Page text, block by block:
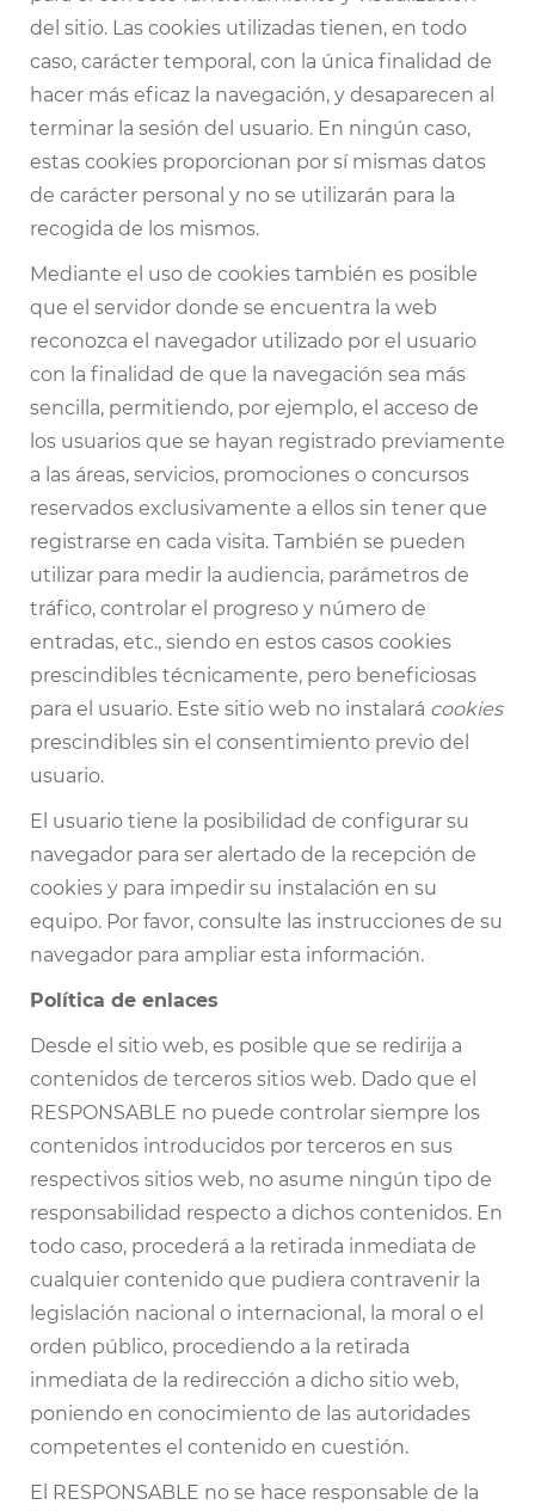
del sitio. Las cookies utilizadas tienen, en todo
caso, carácter temporal, con la única finalidad de
hacer más eficaz la navegación, y desaparecen al
terminar la sesión del usuario. En ningún caso,
estas cookies proporcionan por sí mismas datos
de carácter personal y no se utilizarán para la
recogida de los mismos.
Mediante el uso de cookies también es posible
que el servidor donde se encuentra la web
reconozca el navegador utilizado por el usuario
con la finalidad de que la navegación sea más
sencilla, permitiendo, por ejemplo, el acceso de
los usuarios que se hayan registrado previamente
a las áreas, servicios, promociones o concursos
reservados exclusivamente a ellos sin tener que
registrarse en cada visita. También se pueden
utilizar para medir la audiencia, parámetros de
tráfico, controlar el progreso y número de
entradas, etc., siendo en estos casos cookies
prescindibles técnicamente, pero beneficiosas
para el usuario. Este sitio web no instalará cookies
prescindibles sin el consentimiento previo del
usuario.
El usuario tiene la posibilidad de configurar su
navegador para ser alertado de la recepción de
cookies y para impedir su instalación en su
equipo. Por favor, consulte las instrucciones de su
navegador para ampliar esta información.
Política de enlaces
Desde el sitio web, es posible que se redirija a
contenidos de terceros sitios web. Dado que el
RESPONSABLE no puede controlar siempre los
contenidos introducidos por terceros en sus
respectivos sitios web, no asume ningún tipo de
responsabilidad respecto a dichos contenidos. En
todo caso, procederá a la retirada inmediata de
cualquier contenido que pudiera contravenir la
legislación nacional o internacional, la moral o el
orden público, procediendo a la retirada
inmediata de la redirección a dicho sitio web,
poniendo en conocimiento de las autoridades
competentes el contenido en cuestión.
El RESPONSABLE no se hace responsable de la